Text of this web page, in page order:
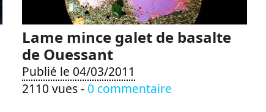
Lame mince galet de basalte
de Ouessant
Publié le 04/03/2011
2110 vues - 0 commentaire